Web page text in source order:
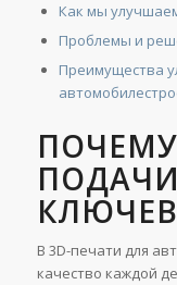
Как мы
Проблемы и
Преимущества
В 3D-печати для
качество каждой